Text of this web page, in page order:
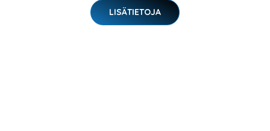
LISÄTIETOJA